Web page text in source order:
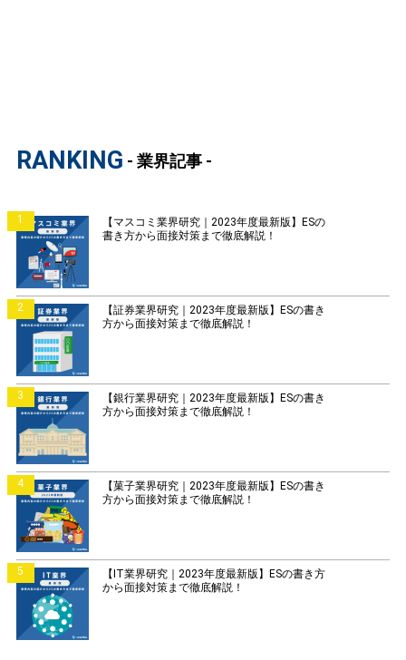
RANKING - 業界記事 -
1
【マスコミ業界研究｜2023年度最新版】ESの
書き方から面接対策まで徹底解説！
2
【証券業界研究｜2023年度最新版】ESの書き
方から面接対策まで徹底解説！
3
【銀行業界研究｜2023年度最新版】ESの書き
方から面接対策まで徹底解説！
4
【菓子業界研究｜2023年度最新版】ESの書き
方から面接対策まで徹底解説！
5
【IT業界研究｜2023年度最新版】ESの書き方
から面接対策まで徹底解説！